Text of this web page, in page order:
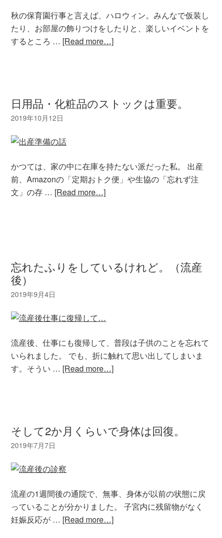
秋の保育園行事と言えば、ハロウィン。みんなで仮装し
たり、お部屋の飾りつけをしたりと、楽しいイベントを
するところ … [Read more…]
日用品・化粧品のストックは重要。
かつては、家の中に在庫を持たない派だった私。 出産
前、Amazonの「定期おトク便」や生協の「忘れず注
文」の存 … [Read more…]
忘れたふりをしているけれど。（流産
後）
流産後、仕事にも復帰して、普段は子供のことを忘れて
いられました。 でも、折に触れて思い出してしまいま
す。そうい … [Read more…]
そして2か月くらいで身体は回復。
流産の1週間後の通院で、無事、身体が以前の状態に戻
っていることが分かりました。 子宮内に残留物がなく
妊娠反応が … [Read more…]